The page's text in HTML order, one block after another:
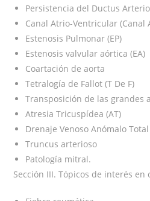
Persistencia del Ductus
Canal Atrio-Ventricular (Canal
Estenosis Pulmonar (EP)
Estenosis valvular aórtica (EA)
Coartación de aorta
Tetralogía de Fallot (T De F)
Transposición de las grandes
Atresia Tricuspídea (AT)
Drenaje Venoso Anómalo Total
Truncus arterioso
Patología mitral.
Sección III. Tópicos de interés